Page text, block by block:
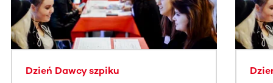
Dzień Dawcy szpiku